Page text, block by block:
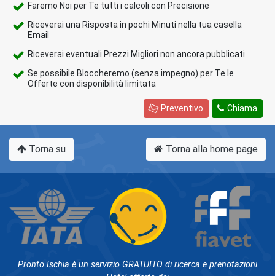
Faremo Noi per Te tutti i calcoli con Precisione
Riceverai una Risposta in pochi Minuti nella tua casella
Email
Riceverai eventuali Prezzi Migliori non ancora pubblicati
Se possibile Bloccheremo (senza impegno) per Te le
Offerte con disponibilità limitata
Chiama
Preventivo
Torna su Torna alla home page
Pronto Ischia è un servizio GRATUITO di ricerca e prenotazioni